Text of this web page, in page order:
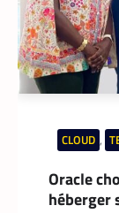
CLOUD ,
Oracle
héberger